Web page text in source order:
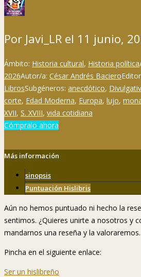
Por Javi_LR el 11 junio,
Ámbito: Historia cultural, Historia política
2026Autor/a: César Andrés Baciero
LibrosSubgéneros: anecdótico,
corte, Edad Moderna, Europa, lujo,
XVII, S. XVIII, vida cotidiana
Cómpralo ahora
Más información
sinopsis
Puntuación Hislibris
Aún no hemos puntuado ni hecho la
sentimos. ¿Quieres unirte a nosotros y
mandarnos una reseña y la valoraremos.
Pincha en el siguiente enlace:
Ser un hislibreño